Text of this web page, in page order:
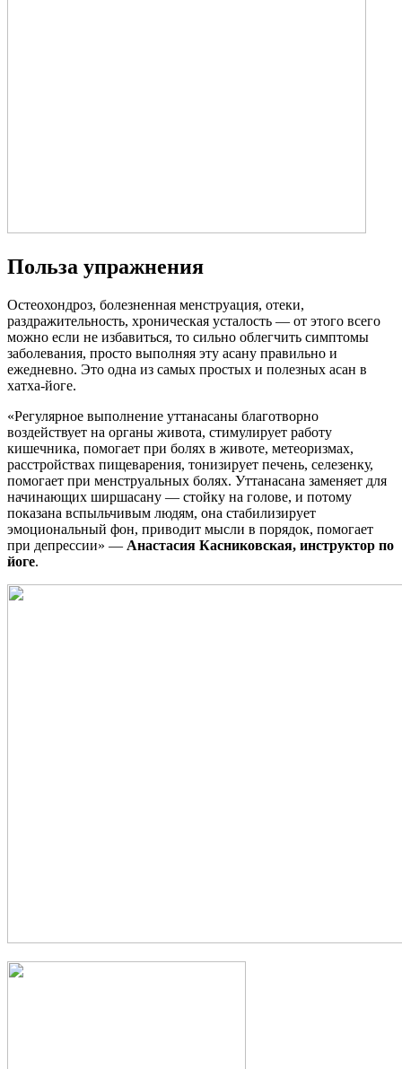
Польза упражнения
Остеохондроз, болезненная менструация, отеки,
раздражительность, хроническая усталость — от этого всего
можно если не избавиться, то сильно облегчить симптомы
заболевания, просто выполняя эту асану правильно и
ежедневно. Это одна из самых простых и полезных асан в
хатха-йоге.
«Регулярное выполнение уттанасаны благотворно
воздействует на органы живота, стимулирует работу
кишечника, помогает при болях в животе, метеоризмах,
расстройствах пищеварения, тонизирует печень, селезенку,
помогает при менструальных болях. Уттанасана заменяет для
начинающих ширшасану — стойку на голове, и потому
показана вспыльчивым людям, она стабилизирует
эмоциональный фон, приводит мысли в порядок, помогает
при депрессии» — Анастасия Касниковская, инструктор по
йоге.